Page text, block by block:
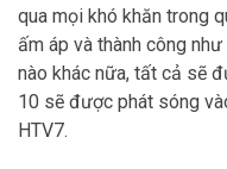
qua mọi khó khăn trong
ấm áp và thành công
nào khác nữa, tất cả sẽ
10 sẽ được phát sóng
HTV7.